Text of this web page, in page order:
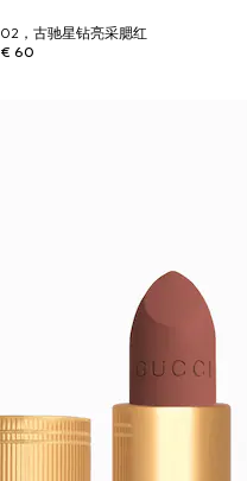
02，古驰星钻亮采腮红
€ 60